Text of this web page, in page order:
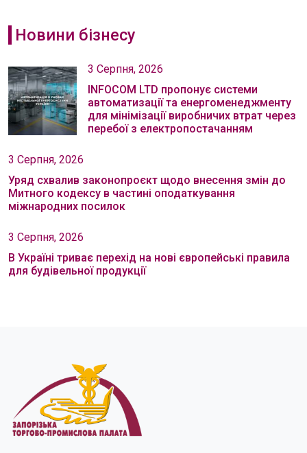
Новини бізнесу
3 Серпня, 2026
INFOCOM LTD пропонує системи
автоматизації та енергоменеджменту
для мінімізації виробничих втрат через
перебої з електропостачанням
3 Серпня, 2026
Уряд схвалив законопроєкт щодо внесення змін до
Митного кодексу в частині оподаткування
міжнародних посилок
3 Серпня, 2026
В Україні триває перехід на нові європейські правила
для будівельної продукції